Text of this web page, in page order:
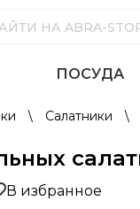
ПОСУДА
\ Салатники \
В избранное